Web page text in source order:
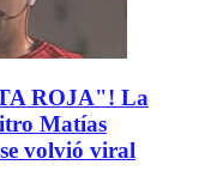
ROJA"! La
Matías
volvió viral